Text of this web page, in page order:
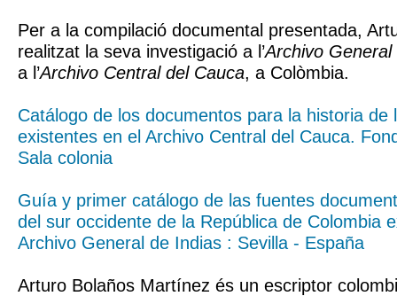
Per a la compilació documental presentada,
realitzat la seva investigació a l’Archivo General
a l’Archivo Central del Cauca, a Colòmbia.
Catálogo de los documentos para la historia de
existentes en el Archivo Central del Cauca.
Sala colonia
Guía y primer catálogo de las fuentes
del sur occidente de la República de Colombia
Archivo General de Indias : Sevilla - España
Arturo Bolaños Martínez és un escriptor